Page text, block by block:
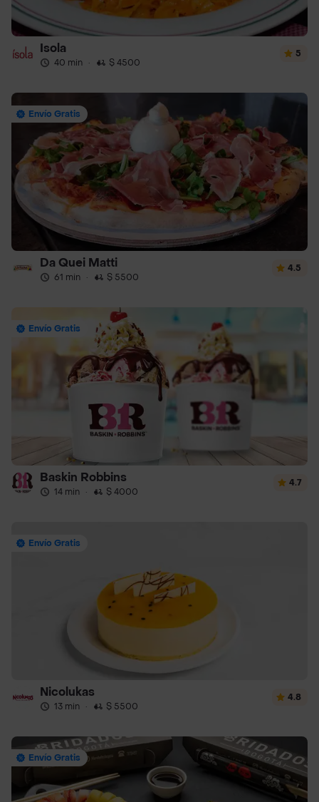
Isola
40 min · $ 4500
5
Envío Gratis
Da Quei Matti
61 min · $ 5500
4.5
Envío Gratis
Baskin Robbins
14 min · $ 4000
4.7
Envío Gratis
Nicolukas
13 min · $ 5500
4.8
Envío Gratis